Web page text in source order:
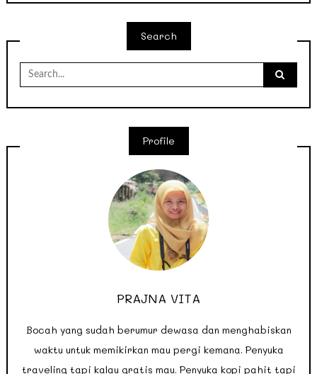
Search
Search
for:
Profile
PRAJNA VITA
Bocah yang sudah berumur dewasa dan menghabiskan
waktu untuk memikirkan mau pergi kemana. Penyuka
traveling tapi kalau gratis mau. Penyuka kopi pahit tapi